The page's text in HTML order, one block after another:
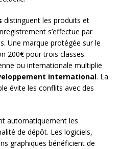
distinguent les produits et
s’effectue par
Une marque protégée sur le
200€ pour trois classes.
ou internationale multiplie
international. La
évite les conflits avec des
automatiquement les
de dépôt. Les logiciels,
graphiques bénéficient de